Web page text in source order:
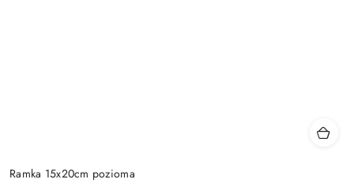
Ramka 15x20cm pozioma